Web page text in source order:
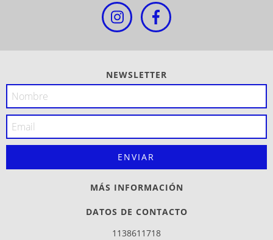
NEWSLETTER
MÁS INFORMACIÓN
DATOS DE CONTACTO
1138611718